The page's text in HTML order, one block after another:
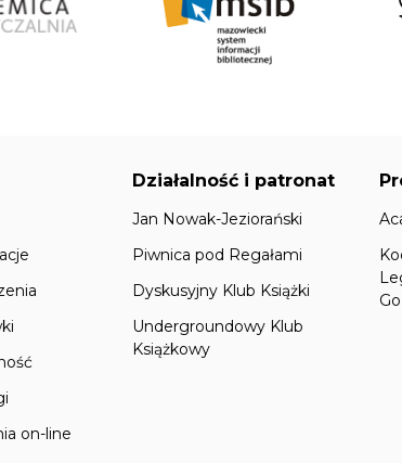
on-line
Działalność i patronat
Jan Nowak-Jeziorański
Piwnica pod Regałami
Dyskusyjny Klub Książki
Undergroundowy Klub
Książkowy
Go